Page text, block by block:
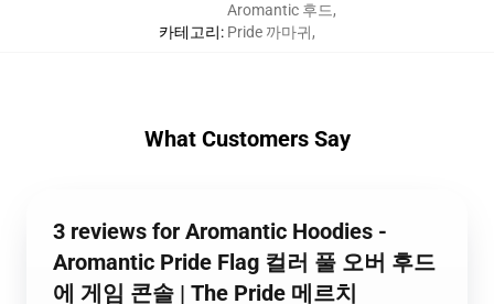
카테고리:
Aromantic 후드,
Pride 까마귀,
What Customers Say
3 reviews for Aromantic Hoodies -
Aromantic Pride Flag 컬러 풀 오버 후드
에 게임 콘솔 | The Pride 메르치